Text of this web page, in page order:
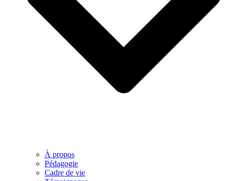
À propos
Pédagogie
Cadre de vie